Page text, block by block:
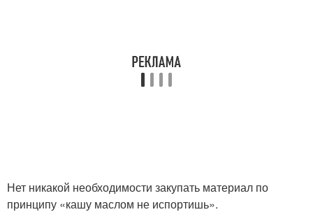
Нет никакой необходимости закупать материал по
принципу «кашу маслом не испортишь».